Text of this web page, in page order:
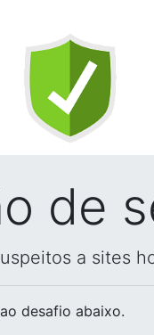
de
a sites
desafio abaixo.